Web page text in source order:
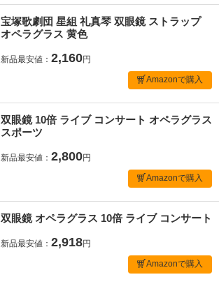
宝塚歌劇団 星組 礼真琴 双眼鏡 ストラップ
オペラグラス 黄色
新品最安値： 2,160円
Amazonで購入
双眼鏡 10倍 ライブ コンサート オペラグラス
スポーツ
新品最安値： 2,800円
Amazonで購入
双眼鏡 オペラグラス 10倍 ライブ コンサート
新品最安値： 2,918円
Amazonで購入